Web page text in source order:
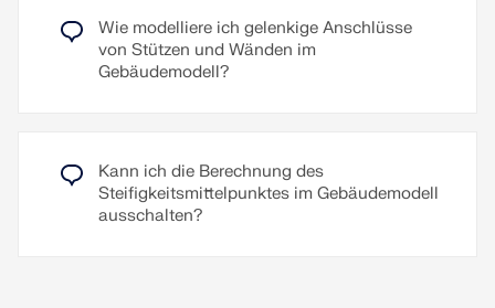
Wie modelliere ich gelenkige Anschlüsse
von Stützen und Wänden im
Gebäudemodell?
Kann ich die Berechnung des
Steifigkeitsmittelpunktes im Gebäudemodell
ausschalten?